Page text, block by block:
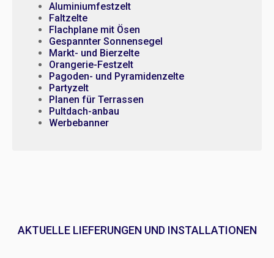
Aluminiumfestzelt
Faltzelte
Flachplane mit Ösen
Gespannter Sonnensegel
Markt- und Bierzelte
Orangerie-Festzelt
Pagoden- und Pyramidenzelte
Partyzelt
Planen für Terrassen
Pultdach-anbau
Werbebanner
AKTUELLE LIEFERUNGEN UND INSTALLATIONEN